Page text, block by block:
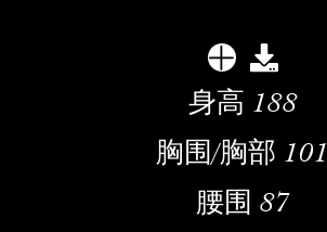
身高 188
胸围/胸部 101
腰围 87